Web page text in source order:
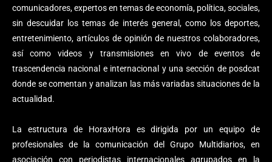
comunicadores, expertos en temas de economía, política, sociales,
sin descuidar los temas de interés general, como los deportes,
entretenimiento, artículos de opinión de nuestros colaboradores,
así como videos y transmisiones en vivo de eventos de
trascendencia nacional e internacional y una sección de posdcat
donde se comentan y analizan las más variadas situaciones de la
actualidad.
La estructura de HoraxHora es dirigida por un equipo de
profesionales de la comunicación del Grupo Multidiarios, en
asociación con periodistas internacionales agrupados en la